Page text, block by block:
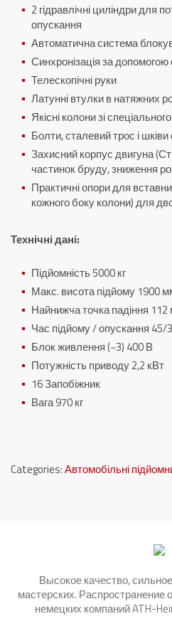
2 гідравлічні циліндри для
опускання
Автоматична система
Синхронізація за допомогою
Телескопічні руки
Латунні втулки в натяжних
Якісні колони зі
Болти, сталевий трос і шківи
Захисний корпус двигуна
частинок бруду, зниження
Практичні опори для
кожного боку колони) для
Технічні дані:
Підйомність 5000 кг
Макс. висота підйому 1900
Найнижча точка падіння
Час підйому / опускання 45/
Блок живлення (~3) 400 В
Потужність приводу 2,2 кВт
16 Запобіжник
Вага 970 кг
Categories:Автомобільні
Высокое качество,
мастерских. Распространение
немецких компаний ATH-